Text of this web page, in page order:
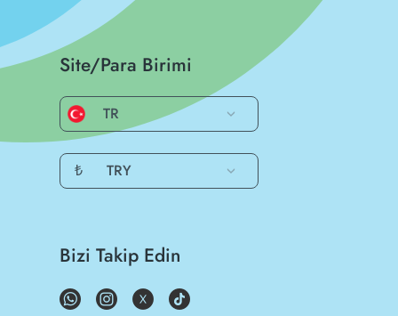
Site/Para Birimi
TR
₺ TRY
Bizi Takip Edin